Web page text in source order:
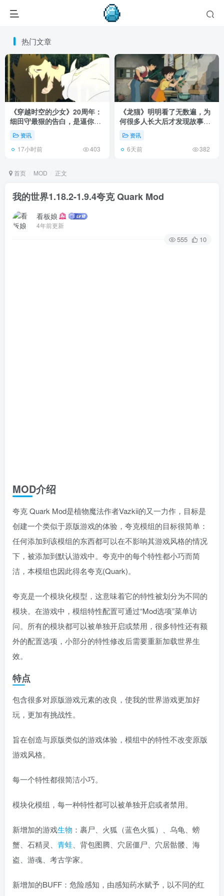
热门文章
《穿越时空的少女》20周年：
细田守最狠的告白，是逼你承
认有些夏天回不去了！
资讯
17小时前 403
《龙猫》明明看了无数遍，为
何很多人长大后才发现故事根
本不在 1988 年！
资讯
6天前 382
首页 MOD 正文
我的世界1.18.2-1.9.4夸克 Quark Mod
看板娘
4年前更新
555 10
MOD介绍
夸克 Quark Mod是植物魔法作者Vazkii的又一力作，目标是
创建一个类似于原版游戏的体验，夸克模组的目标很简单：
任何添加到该模组的东西都可以在不影响其游戏风格的情况
下，被添加到默认游戏中。夸克中的每个特性都小巧而简
洁，本模组也因此得名夸克(Quark)。
夸克是一个模块化模型，这意味着它的特性被划分为不同的
模块。在游戏中，模组特性配置可通过“Mod选项”菜单访
问。所有的模块都可以被单独开启或禁用，很多特性还有额
外的配置选项，小部分的特性修改后需要重新加载世界生
效。
特点
包含很多对原版游戏元素的改良，使我的世界游戏更加好
玩，更加有挑战性。
旨在创造与原版类似的游戏体验，模组中的特性不改变原版
游戏风格。
每一个特性都很简洁小巧。
模块化模组，每一种特性都可以被单独开启或者禁用。
新增加的游戏生物 ：裹尸、火狐（蓝色火狐）、乌龟、螃
蟹、石精灵、 青蛙、背包图腾、穴居僵尸、穴居骷髅、海
盗、游魂、考古学家。
新增加的BUFF：危险感知，由感知药水赋予，以不同的红